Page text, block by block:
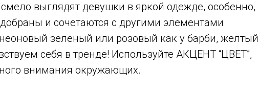
выглядят девушки в яркой одежде, особенно,
и сочетаются с другими элементами
зеленый или розовый как у барби, желтый
себя в тренде! Используйте АКЦЕНТ “ЦВЕТ”,
внимания окружающих.